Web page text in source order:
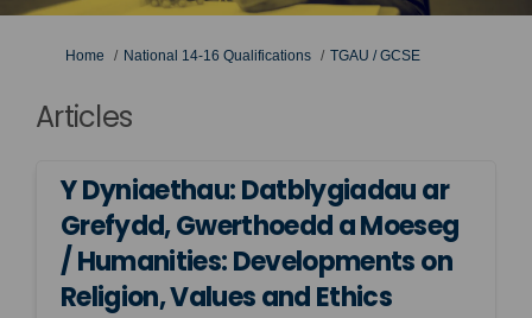
You are here:
Home National 14-16 Qualifications TGAU / GCSE
Articles
Y Dyniaethau: Datblygiadau ar
Grefydd, Gwerthoedd a Moeseg
/ Humanities: Developments on
Religion, Values and Ethics